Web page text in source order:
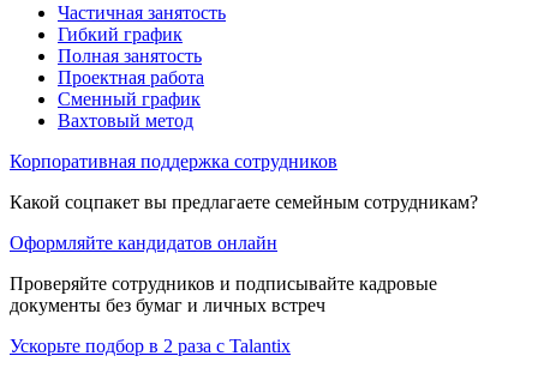
Частичная занятость
Гибкий график
Полная занятость
Проектная работа
Сменный график
Вахтовый метод
Корпоративная поддержка сотрудников
Какой соцпакет вы предлагаете семейным сотрудникам?
Оформляйте кандидатов онлайн
Проверяйте сотрудников и подписывайте кадровые
документы без бумаг и личных встреч
Ускорьте подбор в 2 раза с Talantix